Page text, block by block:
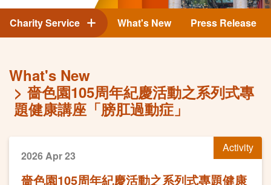
Contact Us
What's New Press Release
Charity Service
What's New
嗇色園105周年紀慶活動之系列式專
題健康講座「膀肛過動症」
Activity
2026 Apr 23
嗇色園105周年紀慶活動之系列式專題健康